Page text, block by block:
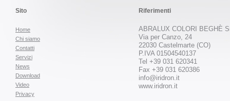
Sito
Home
Chi siamo
Contatti
Servizi
News
Download
Video
Privacy
Riferimenti
ABRALUX COLORI BEGHÈ
Via per Canzo, 24
22030 Castelmarte (CO)
P.IVA 01504540137
Tel +39 031 620341
Fax +39 031 620386
info@iridron.it
www.iridron.it